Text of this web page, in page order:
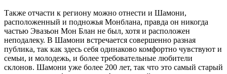
Также отчасти к региону можно отнести и Шамони,
расположенный и подножья Монблана, правда он никогда
частью Эвазьон Мон Блан не был, хотя и расположен
неподалеку. В Шамони встречается совершенно разная
публика, так как здесь себя одинаково комфортно чувствуют и
семьи, и молодежь, и более требовательные любители
склонов. Шамони уже более 200 лет, так что это самый старый